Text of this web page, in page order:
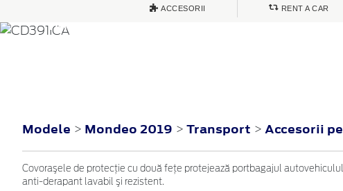
ACCESORII RENT A CAR
MONDEO
Modele > Mondeo 2019 > Transport > Accesorii
Covoraşele de protecţie cu două feţe protejează portbagajul
anti-derapant lavabil şi rezistent.